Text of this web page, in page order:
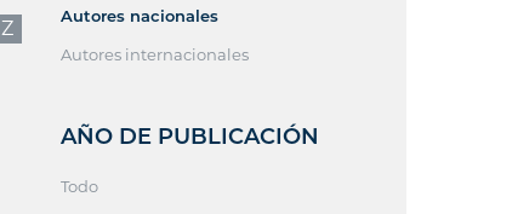
Z
Autores nacionales
Autores internacionales
AÑO DE PUBLICACIÓN
Todo